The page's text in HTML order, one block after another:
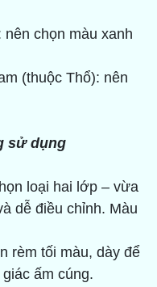
chọn màu xanh
(thuộc Thổ): nên
sử dụng
loại hai lớp – vừa
dễ điều chỉnh. Màu
tối màu, dày để
ấm cúng.